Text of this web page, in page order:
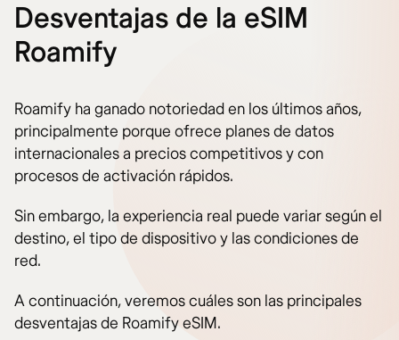
Desventajas de la eSIM
Roamify
Roamify ha ganado notoriedad en los últimos años,
principalmente porque ofrece planes de datos
internacionales a precios competitivos y con
procesos de activación rápidos.
Sin embargo, la experiencia real puede variar según el
destino, el tipo de dispositivo y las condiciones de
red.
A continuación, veremos cuáles son las principales
desventajas de Roamify eSIM.